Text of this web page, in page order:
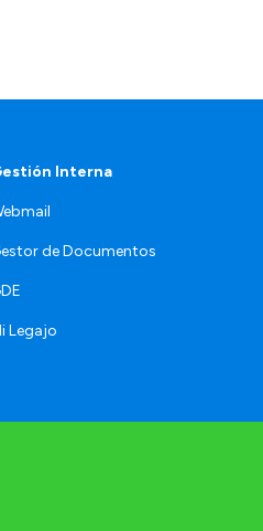
Interna
de Documentos
Legajo